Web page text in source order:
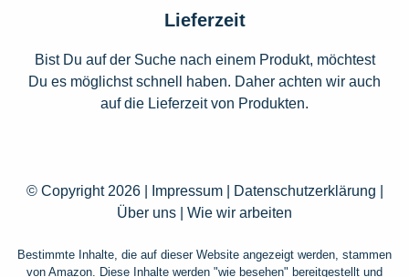
Lieferzeit
Bist Du auf der Suche nach einem Produkt, möchtest
Du es möglichst schnell haben. Daher achten wir auch
auf die Lieferzeit von Produkten.
© Copyright 2026 | Impressum| Datenschutzerklärung
Über uns
Wie wir arbeiten
Bestimmte Inhalte, die auf dieser Website angezeigt werden, stammen
von Amazon. Diese Inhalte werden "wie besehen" bereitgestellt und